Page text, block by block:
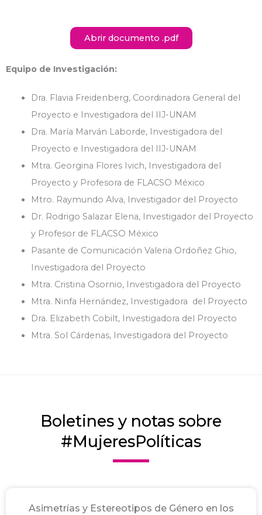
Abrir documento .pdf
Equipo de Investigación:
Dra. Flavia Freidenberg, Coordinadora General del
Proyecto e Investigadora del IIJ-UNAM
Dra. María Marván Laborde, Investigadora del
Proyecto e Investigadora del IIJ-UNAM
Mtra. Georgina Flores Ivich, Investigadora del
Proyecto y Profesora de FLACSO México
Mtro. Raymundo Alva, Investigador del Proyecto
Dr. Rodrigo Salazar Elena, Investigador del Proyecto
y Profesor de FLACSO México
Pasante de Comunicación Valeria Ordoñez Ghio,
Investigadora del Proyecto
Mtra. Cristina Osornio, Investigadora del Proyecto
Mtra. Ninfa Hernández, Investigadora del Proyecto
Dra. Elizabeth Cobilt, Investigadora del Proyecto
Mtra. Sol Cárdenas, Investigadora del Proyecto
Boletines y notas sobre
#MujeresPolíticas
Asimetrías y Estereotipos de Género en los